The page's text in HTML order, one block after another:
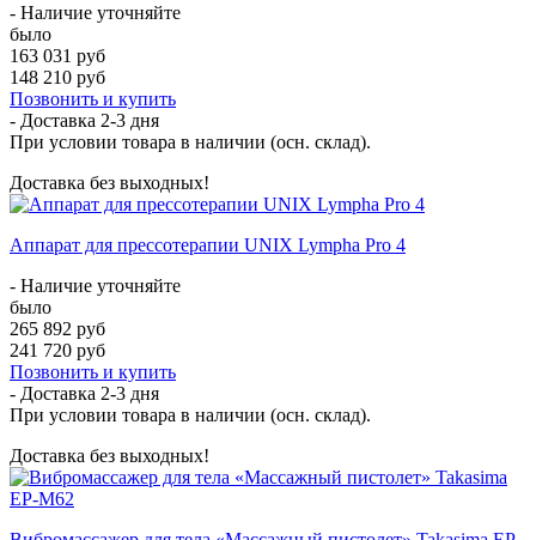
- Наличие уточняйте
было
163 031 руб
148 210 руб
Позвонить и купить
- Доставка 2-3 дня
При условии товара в наличии (осн. склад).
Доставка без выходных!
Аппарат для прессотерапии UNIX Lympha Pro 4
- Наличие уточняйте
было
265 892 руб
241 720 руб
Позвонить и купить
- Доставка 2-3 дня
При условии товара в наличии (осн. склад).
Доставка без выходных!